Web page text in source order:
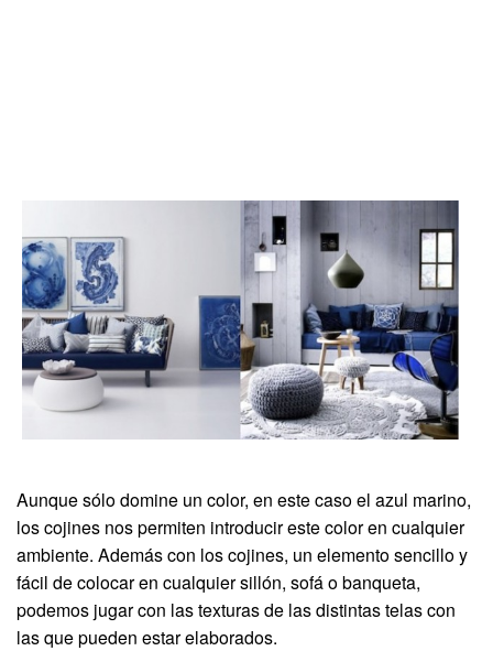
Aunque sólo domine un color, en este caso el azul marino,
los cojines nos permiten introducir este color en cualquier
ambiente. Además con los cojines, un elemento sencillo y
fácil de colocar en cualquier sillón, sofá o banqueta,
podemos jugar con las texturas de las distintas telas con
las que pueden estar elaborados.